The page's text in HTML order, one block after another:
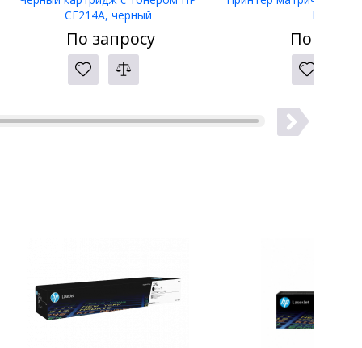
CF214A, черный
По запросу
LW-400
По